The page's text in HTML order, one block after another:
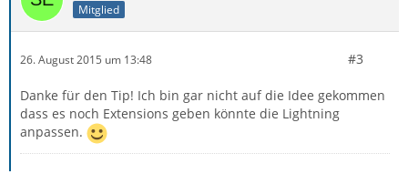
Mitglied
26. August 2015 um 13:48 #3
Danke für den Tip! Ich bin gar nicht auf die Idee gekommen
dass es noch Extensions geben könnte die Lightning
anpassen.